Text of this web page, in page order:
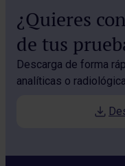
¿Quieres
de tus
Descarga de forma
analíticas o